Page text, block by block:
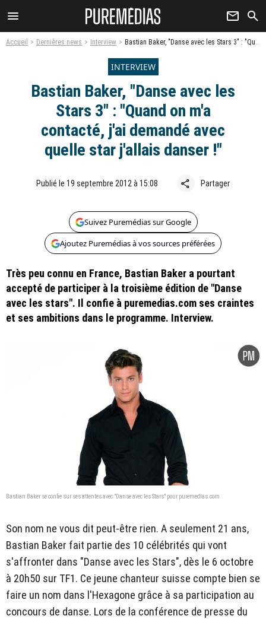
menu newsletter search
Accueil Dernières news Interview Bastian Baker, "Danse avec les Stars 3" : "Quand on m'a contacté, j'ai demandé avec quelle star j'allais danser !"
INTERVIEW
Bastian Baker, "Danse avec les
Stars 3" : "Quand on m'a
contacté, j'ai demandé avec
quelle star j'allais danser !"
Publié le 19 septembre 2012 à 15:08 share Partager
Suivez Puremédias sur Google
Ajoutez Puremédias à vos sources préférées
Très peu connu en France, Bastian Baker a pourtant
accepté de participer à la troisième édition de "Danse
avec les stars". Il confie à puremedias.com ses craintes
et ses ambitions dans le programme. Interview.
Bastian Baker se confie sur ses attentes avec "Danse avec les Stars" pour puremedias.com
Son nom ne vous dit peut-être rien. A seulement 21 ans,
Bastian Baker fait partie des 10 célébrités qui vont
s'affronter dans "Danse avec les Stars", dès le 6 octobre
à 20h50 sur TF1. Ce jeune chanteur suisse compte bien se
faire un nom dans l'Hexagone grâce à sa participation au
concours de danse. Lors de la conférence de presse du